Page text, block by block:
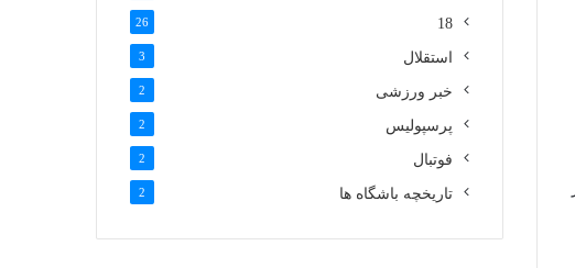
18
26
استقلال 3
خبر ورزشی 2
پرسپولیس 2
فوتبال 2
تاریخچه باشگاه ها 2